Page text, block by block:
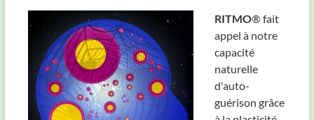
RITMO® fait
appel à notre
capacité
naturelle
d'auto-
guérison grâce